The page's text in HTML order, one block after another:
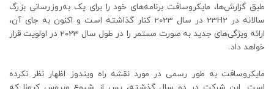
طبق گزارش‌ها، مایکروسافت برنامه‌های خود را برای یک به‌روزرسانی بزرگ
سالانه در 23H2 در سال 2023 کنار گذاشته است و اکنون به جای آن،
ارائه ویژگی‌های جدید به صورت مستمر را در طول سال 2023 در اولویت قرار
خواهد داد.
مایکروسافت به طور رسمی در مورد نقشه راه ویندوز اظهار نظر نکرده